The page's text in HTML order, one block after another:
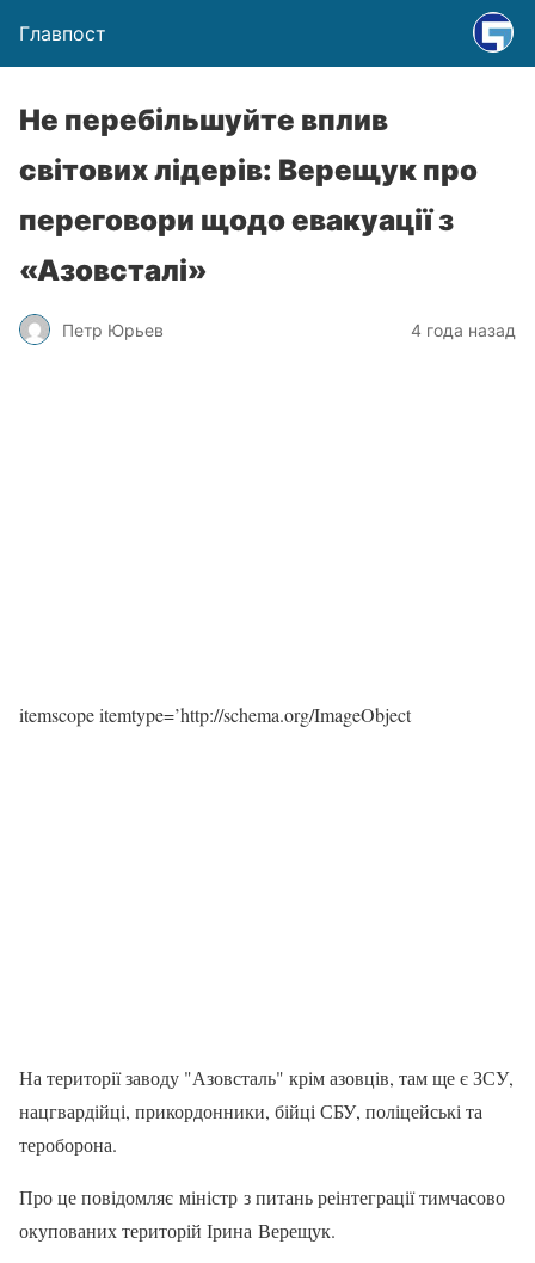
Главпост
Не перебільшуйте вплив
світових лідерів: Верещук про
переговори щодо евакуації з
«Азовсталі»
Петр Юрьев 4 года назад
itemscope itemtype=’http://schema.org/ImageObject
На території заводу "Азовсталь" крім азовців, там ще є ЗСУ,
нацгвардійці, прикордонники, бійці СБУ, поліцейські та
тероборона.
Про це повідомляє міністр з питань реінтеграції тимчасово
окупованих територій Ірина Верещук.